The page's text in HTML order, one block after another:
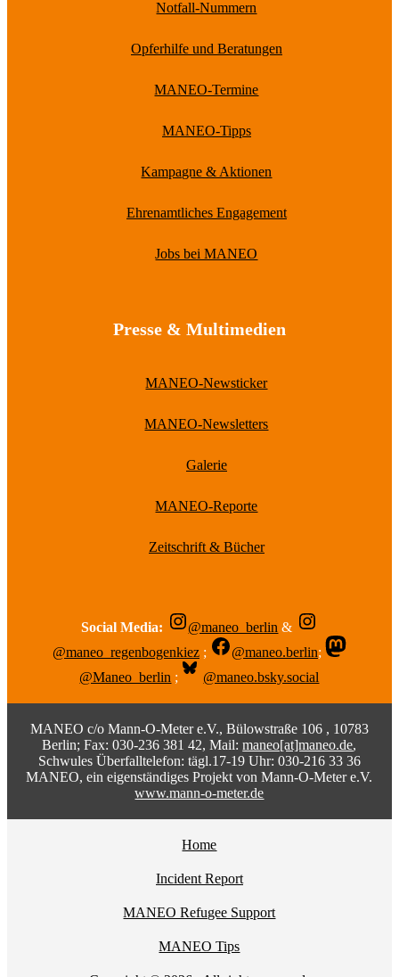
Notfall-Nummern
Opferhilfe und Beratungen
MANEO-Termine
MANEO-Tipps
Kampagne & Aktionen
Ehrenamtliches Engagement
Jobs bei MANEO
Presse & Multimedien
MANEO-Newsticker
MANEO-Newsletters
Galerie
MANEO-Reporte
Zeitschrift & Bücher
Social Media: @maneo_berlin &
@maneo_regenbogenkiez ; @maneo.berlin;
@Maneo_berlin ; @maneo.bsky.social
MANEO c/o Mann-O-Meter e.V., Bülowstraße 106 , 10783
Berlin; Fax: 030-236 381 42, Mail:maneo[at]maneo.de,
Schwules Überfalltelefon: tägl.17-19 Uhr: 030-216 33 36
MANEO, ein eigenständiges Projekt von Mann-O-Meter e.V.
www.mann-o-meter.de
Home
Incident Report
MANEO Refugee Support
MANEO Tips